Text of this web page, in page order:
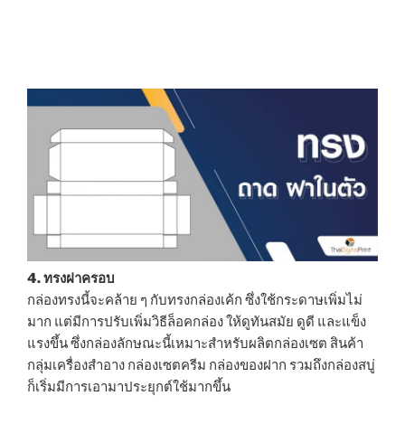
4. ทรงฝาครอบ
กล่องทรงนี้จะคล้าย ๆ กับทรงกล่องเค้ก ซึ่งใช้กระดาษเพิ่มไม่
มาก แต่มีการปรับเพิ่มวิธีล็อคกล่อง ให้ดูทันสมัย ดูดี และแข็ง
แรงขึ้น ซึ่งกล่องลักษณะนี้เหมาะสำหรับผลิตกล่องเซต สินค้า
กลุ่มเครื่องสำอาง กล่องเซตครีม กล่องของฝาก รวมถึงกล่องสบู่
ก็เริ่มมีการเอามาประยุกต์ใช้มากขึ้น